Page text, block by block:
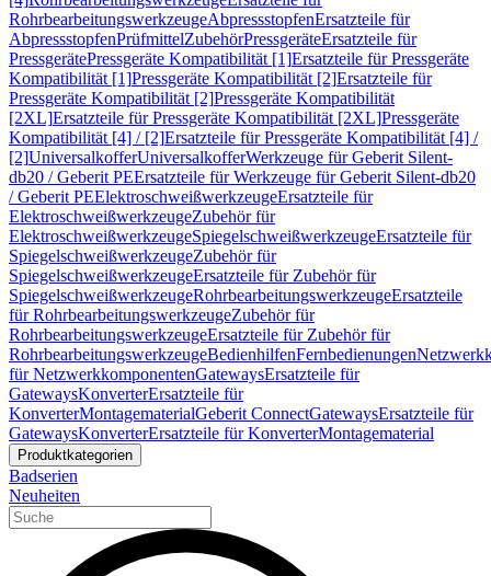
RohrbearbeitungswerkzeugeAbpressstopfenErsatzteile für
AbpressstopfenPrüfmittelZubehörPressgeräteErsatzteile für
PressgerätePressgeräte Kompatibilität [1]Ersatzteile für Pressgeräte
Kompatibilität [1]Pressgeräte Kompatibilität [2]Ersatzteile für
Pressgeräte Kompatibilität [2]Pressgeräte Kompatibilität
[2XL]Ersatzteile für Pressgeräte Kompatibilität [2XL]Pressgeräte
Kompatibilität [4] / [2]Ersatzteile für Pressgeräte Kompatibilität [4] /
[2]UniversalkofferUniversalkofferWerkzeuge für Geberit Silent-
db20 / Geberit PEErsatzteile für Werkzeuge für Geberit Silent-db20
/ Geberit PEElektroschweißwerkzeugeErsatzteile für
ElektroschweißwerkzeugeZubehör für
ElektroschweißwerkzeugeSpiegelschweißwerkzeugeErsatzteile für
SpiegelschweißwerkzeugeZubehör für
SpiegelschweißwerkzeugeErsatzteile für Zubehör für
SpiegelschweißwerkzeugeRohrbearbeitungswerkzeugeErsatzteile
für RohrbearbeitungswerkzeugeZubehör für
RohrbearbeitungswerkzeugeErsatzteile für Zubehör für
RohrbearbeitungswerkzeugeBedienhilfenFernbedienungen
für NetzwerkkomponentenGatewaysErsatzteile für
GatewaysKonverterErsatzteile für
KonverterMontagematerialGeberit ConnectGatewaysErsatzteile für
GatewaysKonverterErsatzteile für KonverterMontagematerial
Produktkategorien
Badserien
Neuheiten